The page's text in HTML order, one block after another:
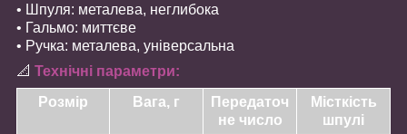
• Шпуля: металева, неглибока
• Гальмо: миттєве
• Ручка: металева, універсальна
📐 Технічні параметри:
Розмір
Вага, г
Передаточ
не число
Місткість
шпулі